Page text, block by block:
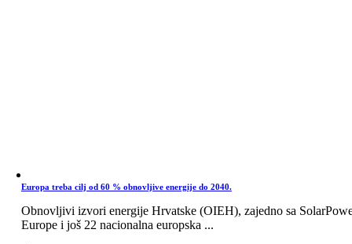
Europa treba cilj od 60 % obnovljive energije do 2040.
Obnovljivi izvori energije Hrvatske (OIEH), zajedno sa
Europe i još 22 nacionalna europska ...